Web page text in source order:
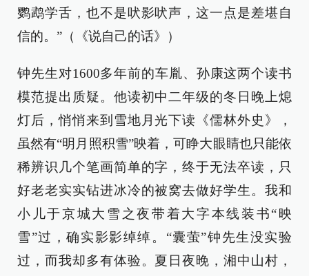
鹦鹉学舌，也不是吠影吠声，这一点是差堪自
信的。”（《说自己的话》）
钟先生对1600多年前的车胤、孙康这两个读书
模范提出质疑。他读初中二年级的冬日晚上熄
灯后，悄悄来到雪地月光下读《儒林外史》，
虽然有“明月照积雪”映着，可睁大眼睛也只能依
稀辨识几个笔画简单的字，终于无法卒读，只
好老老实实钻进冰冷的被窝去做好学生。我和
小儿于京城大雪之夜带着大字本线装书“映
雪”过，确实影影绰绰。“囊萤”钟先生没实验
过，而我却多有体验。夏日夜晚，湘中山村，